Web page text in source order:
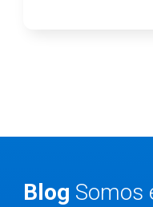
Blog Somos